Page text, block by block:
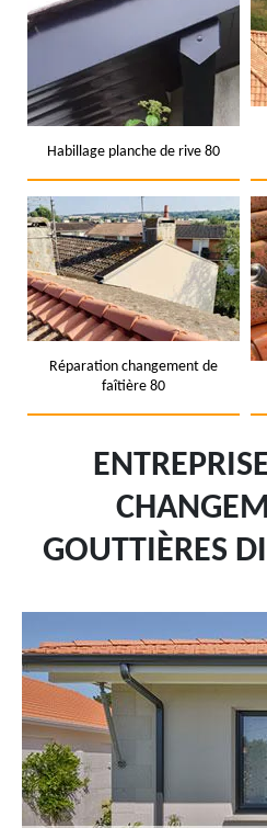
Habillage planche de rive 80
Réparation changement de
faîtière 80
GOUTTIÈRES